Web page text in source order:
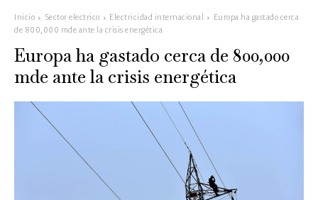
Inicio Sector electrico Electricidad internacional
Europa ha gastado cerca
de 800,000 mde ante la crisis energética
Europa ha gastado cerca de 800,000
mde ante la crisis energética